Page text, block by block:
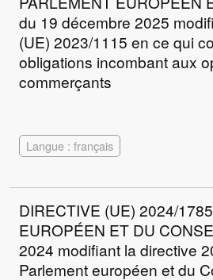
du 19 décembre 2025
(UE) 2023/1115 en ce qui
obligations incombant aux
commerçants
Langue : français
DIRECTIVE (UE) 2024/
EUROPÉEN ET DU
2024 modifiant la directive
Parlement européen et du